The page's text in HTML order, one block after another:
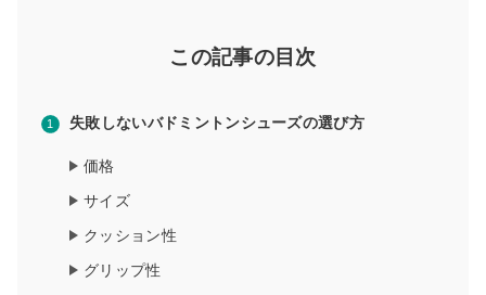
この記事の目次
失敗しないバドミントンシューズの選び方
価格
サイズ
クッション性
グリップ性